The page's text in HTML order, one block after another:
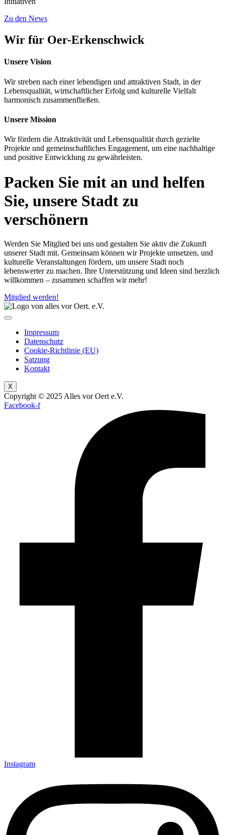
Zu den News
Wir für Oer-Erkenschwick
Unsere Vision
Wir streben nach einer lebendigen und attraktiven Stadt, in der
Lebensqualität, wirtschaftlicher Erfolg und kulturelle Vielfalt
harmonisch zusammenfließen.
Unsere Mission
Wir fördern die Attraktivität und Lebensqualität durch gezielte
Projekte und gemeinschaftliches Engagement, um eine nachhaltige
und positive Entwicklung zu gewährleisten.
Packen Sie mit an und helfen
Sie, unsere Stadt zu
verschönern
Werden Sie Mitglied bei uns und gestalten Sie aktiv die Zukunft
unserer Stadt mit. Gemeinsam können wir Projekte umsetzen, und
kulturelle Veranstaltungen fördern, um unsere Stadt noch
lebenswerter zu machen. Ihre Unterstützung und Ideen sind herzlich
willkommen – zusammen schaffen wir mehr!
Mitglied werden!
Impressum
Datenschutz
Cookie-Richtlinie (EU)
Satzung
Kontakt
X
Copyright © 2025 Alles vor Oert e.V.
Facebook-f
Instagram